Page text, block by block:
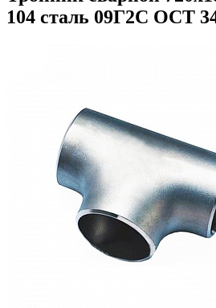
104 сталь 09Г2С ОСТ